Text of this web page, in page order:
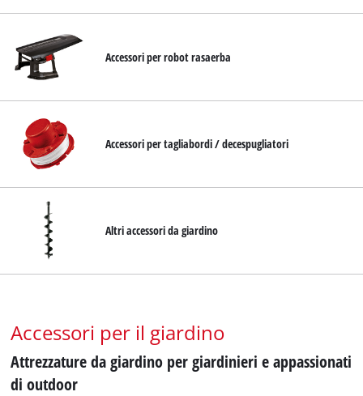
Accessori per robot rasaerba
Accessori per tagliabordi / decespugliatori
Altri accessori da giardino
Accessori per il giardino
Attrezzature da giardino per giardinieri e appassionati
di outdoor